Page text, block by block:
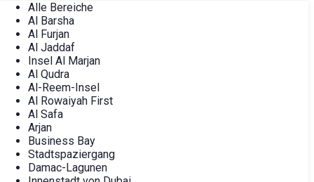
Alle Bereiche
Al Barsha
Al Furjan
Al Jaddaf
Insel Al Marjan
Al Qudra
Al-Reem-Insel
Al Rowaiyah First
Al Safa
Arjan
Business Bay
Stadtspaziergang
Damac-Lagunen